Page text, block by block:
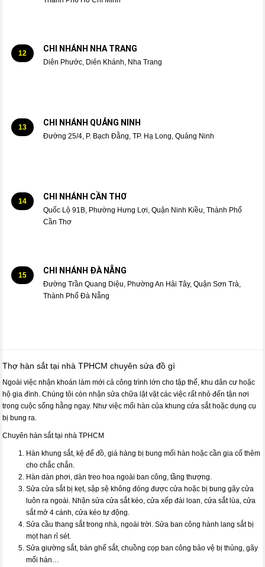
12 CHI NHÁNH NHA TRANG
Diên Phước, Diên Khánh, Nha Trang
13 CHI NHÁNH QUẢNG NINH
Đường 25/4, P. Bạch Đằng, TP. Hạ Long, Quảng Ninh
14 CHI NHÁNH CẦN THƠ
Quốc Lộ 91B, Phường Hưng Lợi, Quận Ninh Kiều, Thành Phố
Cần Thơ
15 CHI NHÁNH ĐÀ NẴNG
Đường Trần Quang Diệu, Phường An Hải Tây, Quận Sơn Trà,
Thành Phố Đà Nẵng
Thợ hàn sắt tại nhà TPHCM chuyên sửa đồ gì
Ngoài việc nhận khoán làm mới cả công trình lớn cho tập thể, khu dân cư hoặc
hộ gia đình. Chúng tôi còn nhận sửa chữa lặt vặt các việc rất nhỏ đến tận nơi
trong cuộc sống hằng ngay. Như việc mối hàn của khung cửa sắt hoặc dụng cụ
bị bung ra.
Chuyên hàn sắt tại nhà TPHCM
Hàn khung sắt, kệ để đồ, giá hàng bị bung mối hàn hoặc cần gia cố thêm
cho chắc chắn.
Hàn dàn phơi, dàn treo hoa ngoài ban công, tầng thượng.
Sửa cửa sắt bị kẹt, sập sệ không đóng được cửa hoặc bị bung gãy cửa
luôn ra ngoài. Nhận sửa cửa sắt kéo, cửa xếp đài loan, cửa sắt lùa, cửa
sắt mở 4 cánh, cửa kéo tự động.
Sửa cầu thang sắt trong nhà, ngoài trời. Sửa ban công hành lang sắt bị
mọt han rỉ sét.
Sửa giường sắt, bàn ghế sắt, chuồng cọp ban công bảo vệ bị thủng, gãy
mối hàn…